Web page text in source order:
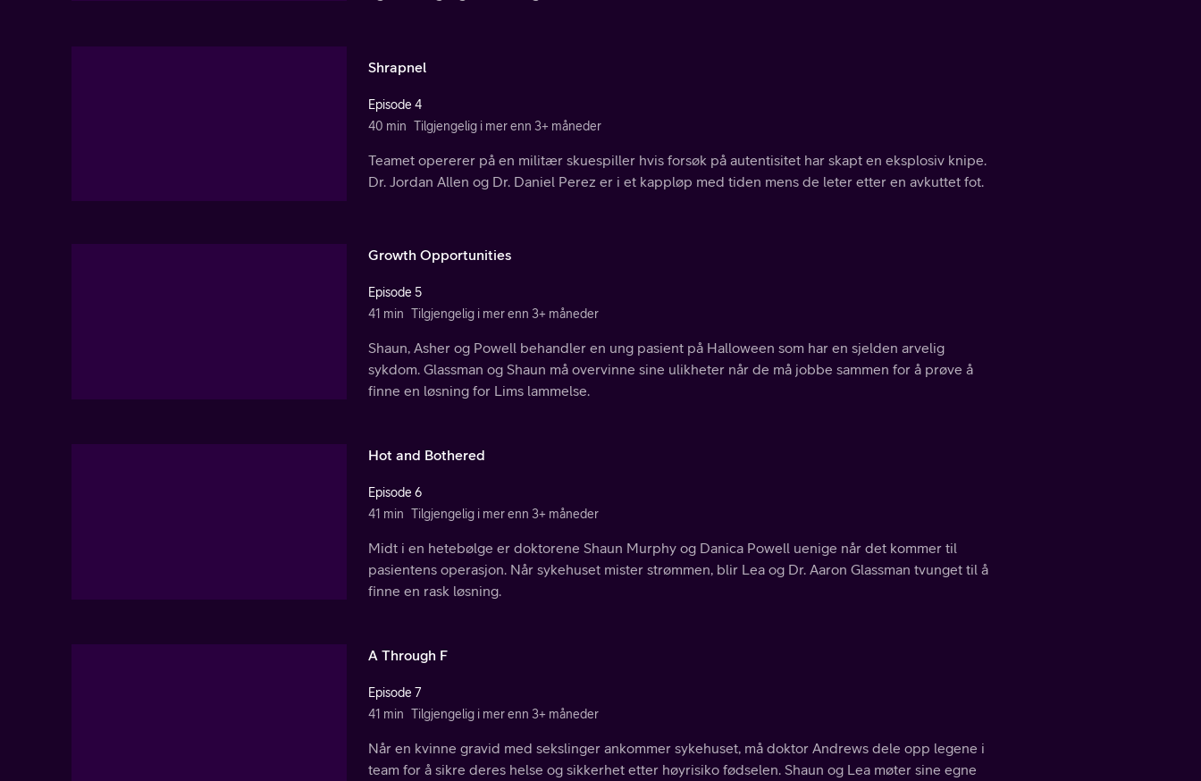
Shrapnel
Episode 4
40 min Tilgjengelig i mer enn 3+ måneder
Teamet opererer på en militær skuespiller hvis forsøk på autentisitet har skapt en eksplosiv knipe.
Dr. Jordan Allen og Dr. Daniel Perez er i et kappløp med tiden mens de leter etter en avkuttet fot.
Growth Opportunities
Episode 5
41 min Tilgjengelig i mer enn 3+ måneder
Shaun, Asher og Powell behandler en ung pasient på Halloween som har en sjelden arvelig
sykdom. Glassman og Shaun må overvinne sine ulikheter når de må jobbe sammen for å prøve å
finne en løsning for Lims lammelse.
Hot and Bothered
Episode 6
41 min Tilgjengelig i mer enn 3+ måneder
Midt i en hetebølge er doktorene Shaun Murphy og Danica Powell uenige når det kommer til
pasientens operasjon. Når sykehuset mister strømmen, blir Lea og Dr. Aaron Glassman tvunget til å
finne en rask løsning.
A Through F
Episode 7
41 min Tilgjengelig i mer enn 3+ måneder
Når en kvinne gravid med sekslinger ankommer sykehuset, må doktor Andrews dele opp legene i
team for å sikre deres helse og sikkerhet etter høyrisiko fødselen. Shaun og Lea møter sine egne